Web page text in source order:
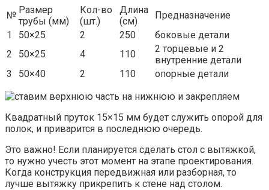
№ Размер
трубы (мм)
Кол-во
(шт.)
Длина
(см)
Предназначение
1
50×25 2 250
боковые детали
2
50×25 4 110
2 торцевые и 2
внутренние детали
3
50×40 2 110 опорные детали
Квадратный пруток 15×15 мм будет служить опорой для
полок, и приварится в последнюю очередь.
Это важно! Если планируется сделать стол с вытяжкой,
то нужно учесть этот момент на этапе проектирования.
Когда конструкция передвижная или разборная, то
лучше вытяжку прикрепить к стене над столом.